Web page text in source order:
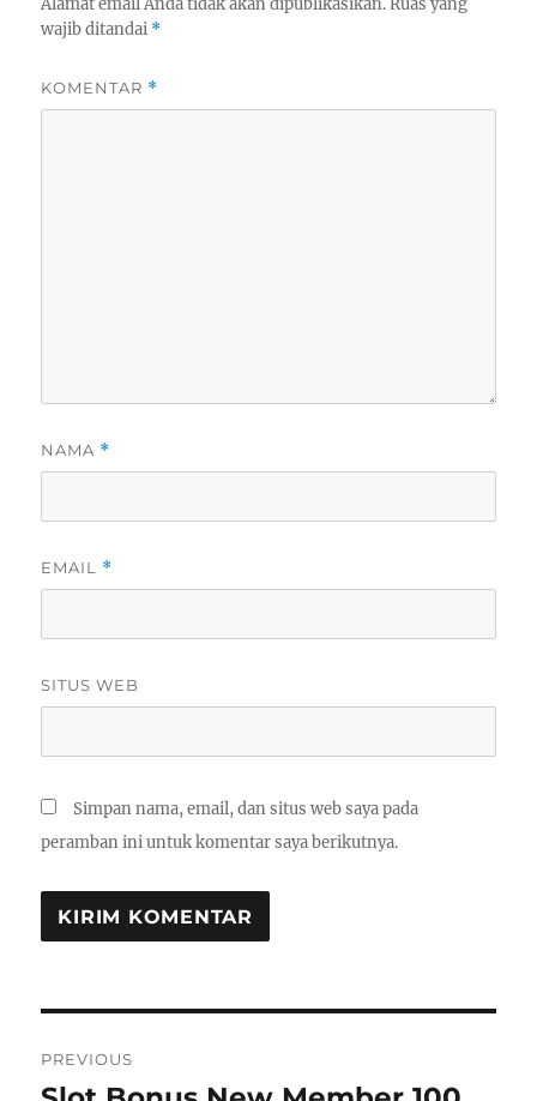
Alamat email Anda tidak akan dipublikasikan. Ruas yang
wajib ditandai *
KOMENTAR *
NAMA *
EMAIL *
SITUS WEB
Simpan nama, email, dan situs web saya pada
peramban ini untuk komentar saya berikutnya.
pos
PREVIOUS
Previous